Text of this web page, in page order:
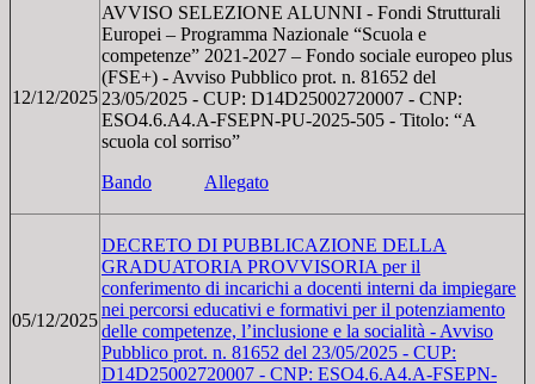
12/12/2025
AVVISO SELEZIONE ALUNNI - Fondi Strutturali
Europei – Programma Nazionale “Scuola e
competenze” 2021-2027 – Fondo sociale europeo plus
(FSE+) - Avviso Pubblico prot. n. 81652 del
23/05/2025 - CUP: D14D25002720007 - CNP:
ESO4.6.A4.A-FSEPN-PU-2025-505 - Titolo: “A
scuola col sorriso”
Bando
Allegato
05/12/2025
DECRETO DI PUBBLICAZIONE DELLA
GRADUATORIA PROVVISORIA per il
conferimento di incarichi a docenti interni da impiegare
nei percorsi educativi e formativi per il potenziamento
delle competenze, l’inclusione e la socialità - Avviso
Pubblico prot. n. 81652 del 23/05/2025 - CUP:
D14D25002720007 - CNP: ESO4.6.A4.A-FSEPN-